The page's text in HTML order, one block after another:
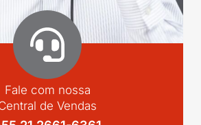
Fale com nossa
de Vendas